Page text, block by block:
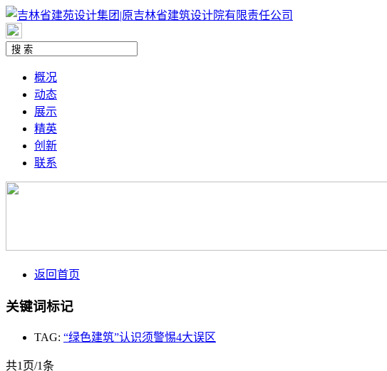
概况
动态
展示
精英
创新
联系
返回首页
关键词标记
TAG: “绿色建筑”认识须警惕4大误区
共1页/1条